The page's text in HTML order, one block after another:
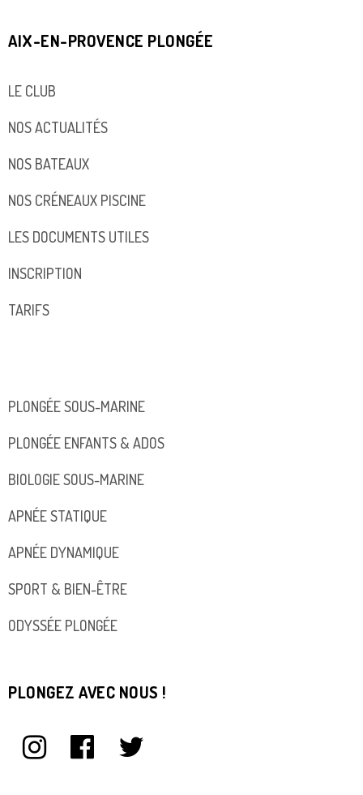
AIX-EN-PROVENCE PLONGÉE
LE CLUB
NOS ACTUALITÉS
NOS BATEAUX
NOS CRÉNEAUX PISCINE
LES DOCUMENTS UTILES
INSCRIPTION
TARIFS
PLONGÉE SOUS-MARINE
PLONGÉE ENFANTS & ADOS
BIOLOGIE SOUS-MARINE
APNÉE STATIQUE
APNÉE DYNAMIQUE
SPORT & BIEN-ÊTRE
ODYSSÉE PLONGÉE
PLONGEZ AVEC NOUS !